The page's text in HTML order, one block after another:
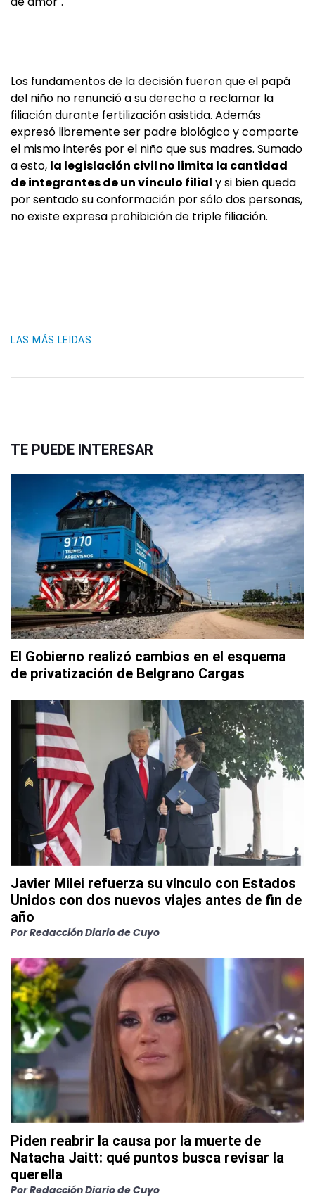
Los fundamentos de la decisión fueron que el papá
del niño no renunció a su derecho a reclamar la
filiación durante fertilización asistida. Además
expresó libremente ser padre biológico y comparte
el mismo interés por el niño que sus madres. Sumado
a esto, la legislación civil no limita la cantidad
de integrantes de un vínculo filial y si bien queda
por sentado su conformación por sólo dos personas,
no existe expresa prohibición de triple filiación.
LAS MÁS LEIDAS
TE PUEDE INTERESAR
El Gobierno realizó cambios en el esquema
de privatización de Belgrano Cargas
Javier Milei refuerza su vínculo con Estados
Unidos con dos nuevos viajes antes de fin de
año
PorRedacción Diario de Cuyo
Piden reabrir la causa por la muerte de
Natacha Jaitt: qué puntos busca revisar la
querella
PorRedacción Diario de Cuyo